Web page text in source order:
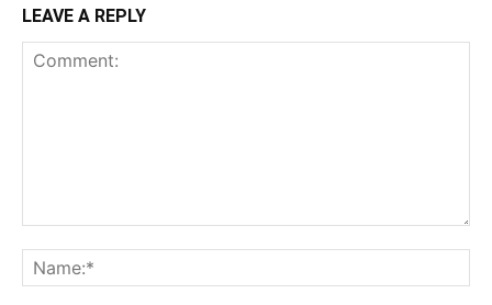
LEAVE A REPLY